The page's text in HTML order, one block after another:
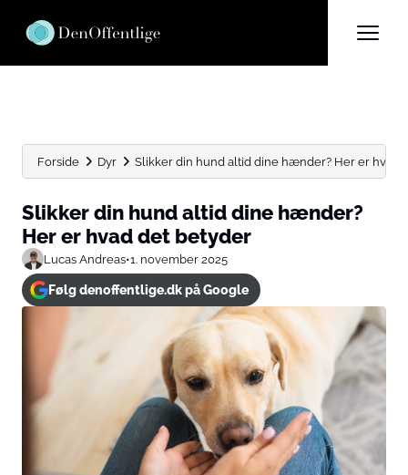
Forside Dyr Slikker din hund altid dine hænder? Her er hvad
Slikker din hund altid dine hænder?
Her er hvad det betyder
Lucas Andreas•1. november 2025
Følg denoffentlige.dk på Google